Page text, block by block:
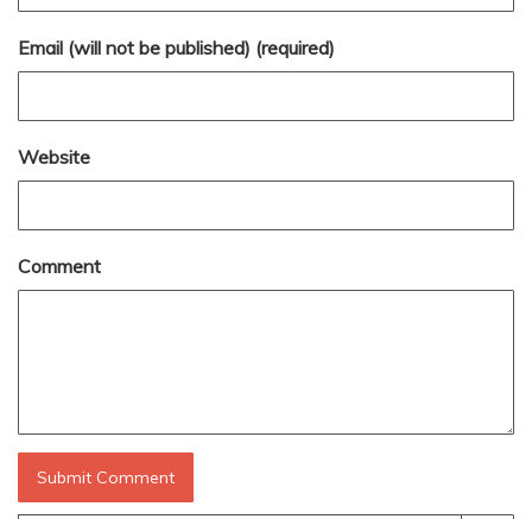
Email (will not be published) (required)
Website
Comment